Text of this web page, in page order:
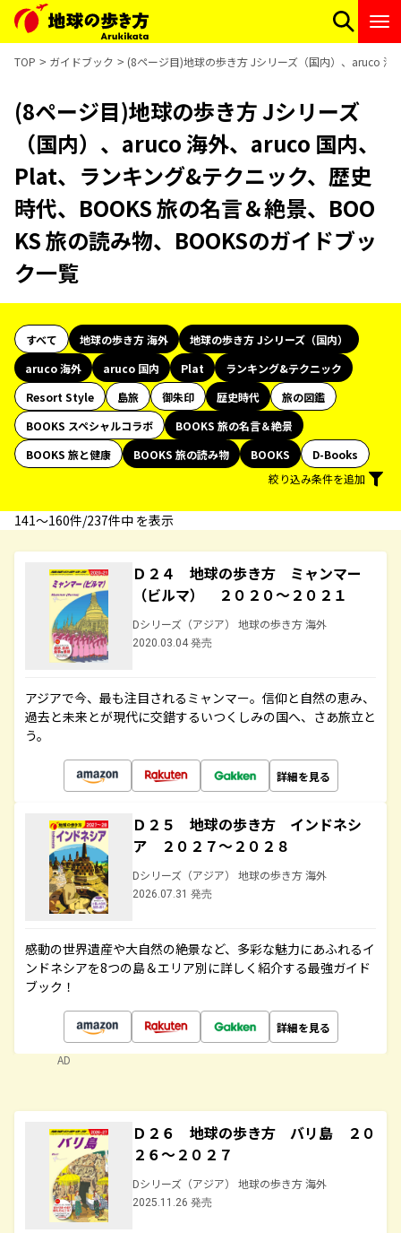
TOP ガイドブック (8ページ目)地球の歩き方 Jシリーズ（国内）、aruco
(8ページ目)地球の歩き方 Jシリーズ
（国内）、aruco 海外、aruco 国内、
Plat、ランキング&テクニック、歴史
時代、BOOKS 旅の名言＆絶景、BOO
KS 旅の読み物、BOOKSのガイドブッ
ク一覧
すべて 地球の歩き方 海外
地球の歩き方 Jシリーズ（国内）
aruco 海外
aruco 国内 Plat
ランキング&テクニック
Resort Style
島旅 御朱印 歴史時代
旅の図鑑
BOOKS スペシャルコラボ
BOOKS 旅の名言＆絶景
BOOKS 旅と健康
BOOKS 旅の読み物 BOOKS
D-Books
絞り込み条件を追加
141〜160件/237件中 を表示
Ｄ２４ 地球の歩き方 ミャンマー
（ビルマ） ２０２０～２０２１
Dシリーズ（アジア） 地球の歩き方 海外
2020.03.04 発売
アジアで今、最も注目されるミャンマー。信仰と自然の恵み、
過去と未来とが現代に交錯するいつくしみの国へ、さあ旅立と
う。
詳細を見る
Ｄ２５ 地球の歩き方 インドネシ
ア ２０２７～２０２８
Dシリーズ（アジア） 地球の歩き方 海外
2026.07.31 発売
感動の世界遺産や大自然の絶景など、多彩な魅力にあふれるイ
ンドネシアを8つの島＆エリア別に詳しく紹介する最強ガイド
ブック！
詳細を見る
AD
Ｄ２６ 地球の歩き方 バリ島 ２０
２６～２０２７
Dシリーズ（アジア） 地球の歩き方 海外
2025.11.26 発売